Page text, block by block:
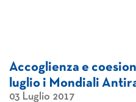
Accoglienza e
luglio i Mondiali
03 Luglio 2017